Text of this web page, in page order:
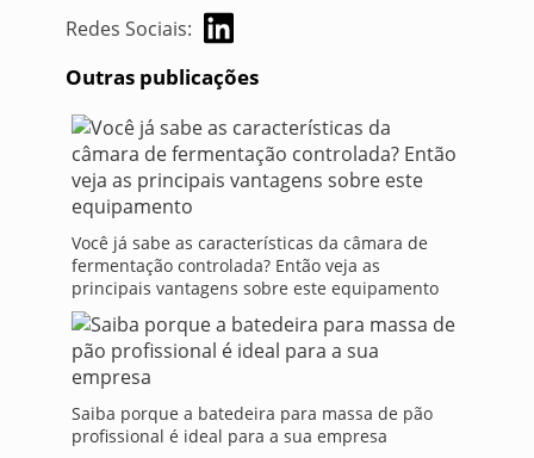
Redes Sociais:
Outras publicações
Você já sabe as características da câmara de
fermentação controlada? Então veja as
principais vantagens sobre este equipamento
Saiba porque a batedeira para massa de pão
profissional é ideal para a sua empresa